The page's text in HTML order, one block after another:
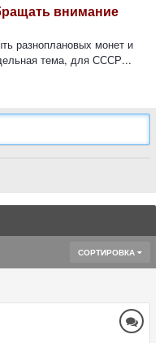
внимание
разноплановых монет и
тема, для СССР...
СОРТИРОВКА